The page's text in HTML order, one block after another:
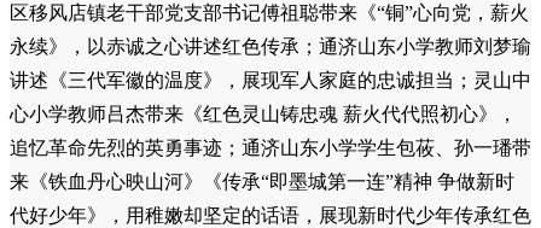
区移风店镇老干部党支部书记傅祖聪带来《“铜”心向党，薪火
永续》，以赤诚之心讲述红色传承；通济山东小学教师刘梦瑜
讲述《三代军徽的温度》，展现军人家庭的忠诚担当；灵山中
心小学教师吕杰带来《红色灵山铸忠魂 薪火代代照初心》，
追忆革命先烈的英勇事迹；通济山东小学学生包莜、孙一璠带
来《铁血丹心映山河》《传承“即墨城第一连”精神 争做新时
代好少年》，用稚嫩却坚定的话语，展现新时代少年传承红色